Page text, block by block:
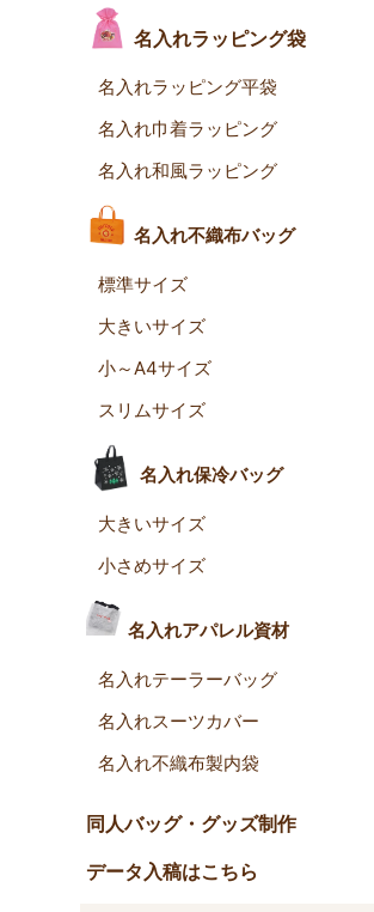
名入れラッピング袋
名入れラッピング平袋
名入れ巾着ラッピング
名入れ和風ラッピング
名入れ不織布バッグ
標準サイズ
大きいサイズ
小～A4サイズ
スリムサイズ
名入れ保冷バッグ
大きいサイズ
小さめサイズ
名入れアパレル資材
名入れテーラーバッグ
名入れスーツカバー
名入れ不織布製内袋
同人バッグ・グッズ制作
データ入稿はこちら